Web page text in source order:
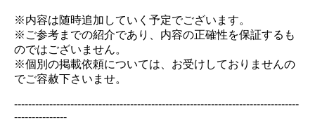
※内容は随時追加していく予定でございます。
※ご参考までの紹介であり、内容の正確性を保証するも
のではございません。
※個別の掲載依頼については、お受けしておりませんの
でご容赦下さいませ。
---------------------------------------------------------------------------------
---------------